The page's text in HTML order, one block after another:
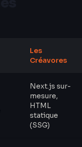
Les
Créavores
Next.js sur-
mesure,
HTML
statique
(SSG)